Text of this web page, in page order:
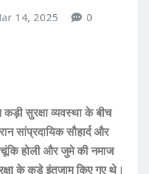
14, 2025 0
सुरक्षा व्यवस्था के बीच
सांप्रदायिक सौहार्द और
होली और जुमे की नमाज
के कड़े इंतजाम किए गए थे।